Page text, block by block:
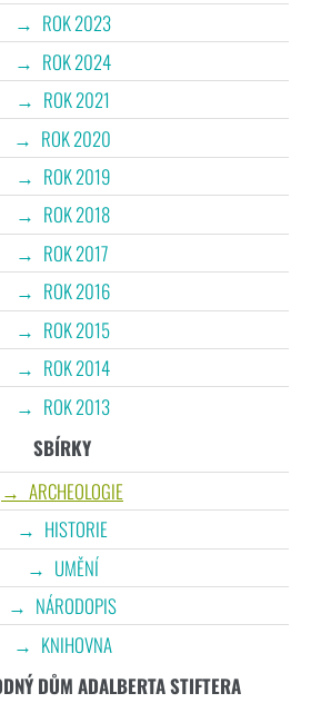
ROK 2023
ROK 2024
ROK 2021
ROK 2020
ROK 2019
ROK 2018
ROK 2017
ROK 2016
ROK 2015
ROK 2014
ROK 2013
SBÍRKY
ARCHEOLOGIE
HISTORIE
UMĚNÍ
NÁRODOPIS
KNIHOVNA
DŮM ADALBERTA STIFTERA